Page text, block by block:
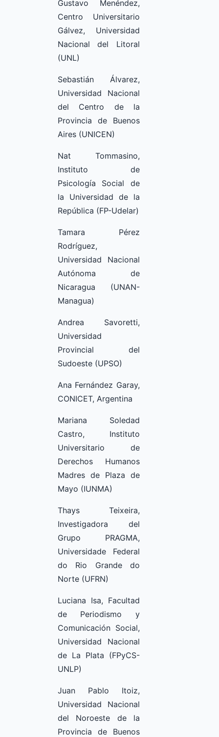
Gustavo Menéndez,
Centro Universitario
Gálvez, Universidad
Nacional del Litoral
(UNL)
Sebastián Álvarez,
Universidad Nacional
del Centro de la
Provincia de Buenos
Aires (UNICEN)
Nat Tommasino,
Instituto de
Psicología Social de
la Universidad de la
República (FP-Udelar)
Tamara Pérez
Rodríguez,
Universidad Nacional
Autónoma de
Nicaragua (UNAN-
Managua)
Andrea Savoretti,
Universidad
Provincial del
Sudoeste (UPSO)
Ana Fernández Garay,
CONICET, Argentina
Mariana Soledad
Castro, Instituto
Universitario de
Derechos Humanos
Madres de Plaza de
Mayo (IUNMA)
Thays Teixeira,
Investigadora del
Grupo PRAGMA,
Universidade Federal
do Rio Grande do
Norte (UFRN)
Luciana Isa, Facultad
de Periodismo y
Comunicación Social,
Universidad Nacional
de La Plata (FPyCS-
UNLP)
Juan Pablo Itoiz,
Universidad Nacional
del Noroeste de la
Provincia de Buenos